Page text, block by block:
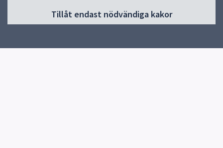
Tillåt endast nödvändiga kakor